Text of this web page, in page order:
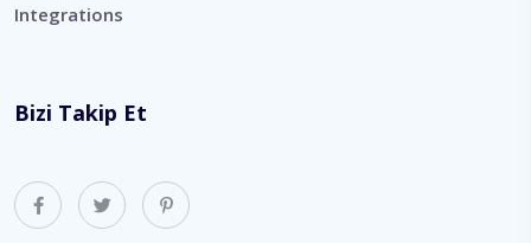
Integrations
Bizi Takip Et